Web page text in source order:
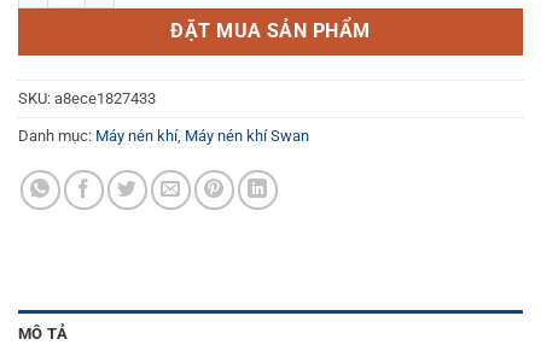
ĐẶT MUA SẢN PHẨM
SKU: a8ece1827433
Danh mục: Máy nén khí, Máy nén khí Swan
MÔ TẢ